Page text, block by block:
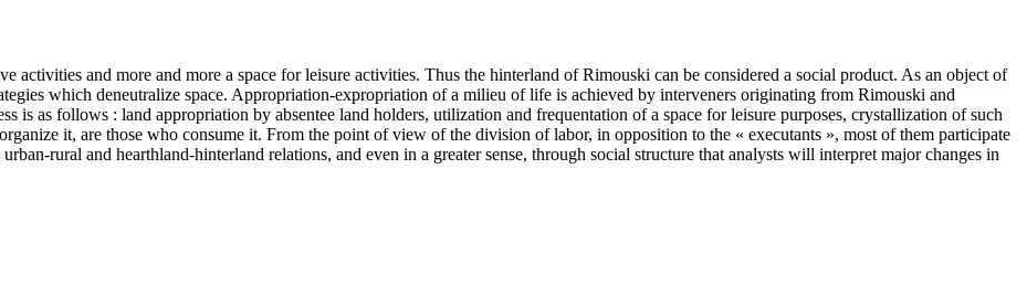
activities and more and more a space for leisure activities. Thus the hinterland of Rimouski can be considered a social product. As an object of
which deneutralize space. Appropriation-expropriation of a milieu of life is achieved by interveners originating from Rimouski and
is as follows : land appropriation by absentee land holders, utilization and frequentation of a space for leisure purposes, crystallization of such
it, are those who consume it. From the point of view of the division of labor, in opposition to the « executants », most of them participate
rural and hearthland-hinterland relations, and even in a greater sense, through social structure that analysts will interpret major changes in